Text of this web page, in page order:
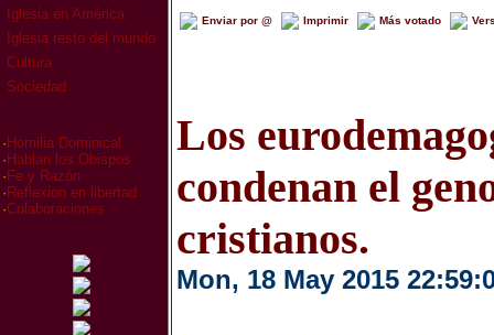
Iglesia en América
Iglesia resto del mundo
Cultura
Sociedad
· Homilia Dominical
· Hablan los Obispos
· Fe y Razón
· Reflexion en libertad
·Colaboraciones
Enviar por @ Imprimir Más votado
Los
condenan el
cristianos.
Mon, 18 May 2015